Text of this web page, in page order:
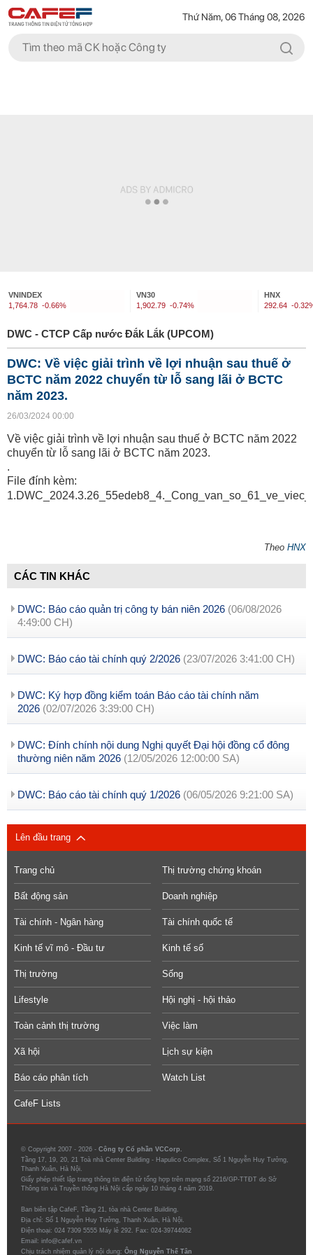
Thứ Năm, 06 Tháng 08, 2026
VNINDEX
1,764.78 -0.66%
VN30
1,902.79 -0.74%
HNX
292.64 -
DWC - CTCP Cấp nước Đắk Lắk (UPCOM)
DWC: Về việc giải trình về lợi nhuận sau thuế ở
BCTC năm 2022 chuyển từ lỗ sang lãi ở BCTC
năm 2023.
26/03/2024 00:00
Về việc giải trình về lợi nhuận sau thuế ở BCTC năm 2022
chuyển từ lỗ sang lãi ở BCTC năm 2023.
.
File đính kèm:
Theo HNX
CÁC TIN KHÁC
DWC: Báo cáo quản trị công ty bán niên 2026 (06/08/2026
4:49:00 CH)
DWC: Báo cáo tài chính quý 2/2026 (23/07/2026 3:41:00 CH)
DWC: Ký hợp đồng kiểm toán Báo cáo tài chính năm
2026 (02/07/2026 3:39:00 CH)
DWC: Đính chính nội dung Nghị quyết Đại hội đồng cổ đông
thường niên năm 2026 (12/05/2026 12:00:00 SA)
DWC: Báo cáo tài chính quý 1/2026 (06/05/2026 9:21:00 SA)
Lên đầu trang
Trang chủ
Bất động sản
Tài chính - Ngân hàng
Kinh tế vĩ mô - Đầu tư
Thị trường
Lifestyle
Toàn cảnh thị trường
Xã hội
Báo cáo phân tích
CafeF Lists
Thị trường chứng khoán
Doanh nghiệp
Tài chính quốc tế
Kinh tế số
Sống
Hội nghị - hội thảo
Việc làm
Lịch sự kiện
Watch List
© Copyright 2007 - 2026 - Công ty Cổ phần VCCorp.
Tầng 17, 19, 20, 21 Toà nhà Center Building - Hapulico Complex, Số 1 Nguyễn Huy Tưởng,
Thanh Xuân, Hà Nội.
Giấy phép thiết lập trang thông tin điện tử tổng hợp trên mạng số 2216/GP-TTĐT do Sở
Thông tin và Truyền thông Hà Nội cấp ngày 10 tháng 4 năm 2019.
Ban biên tập CafeF, Tầng 21, tòa nhà Center Building.
Địa chỉ: Số 1 Nguyễn Huy Tưởng, Thanh Xuân, Hà Nội.
Điện thoại: 024 7309 5555 Máy lẻ 292. Fax: 024-39744082
Email: info@cafef.vn
Chịu trách nhiệm quản lý nội dung: Ông Nguyễn Thế Tân